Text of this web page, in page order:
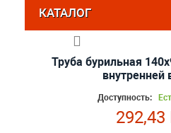
КАТАЛОГ
Труба бурильная
внутренней
Доступность:
292,43